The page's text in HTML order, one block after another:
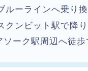
ルーラインへ乗り
クンビット駅で降
ソーク駅周辺へ徒歩